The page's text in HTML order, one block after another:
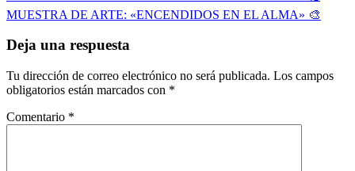
de
entradas
MUESTRA DE ARTE: «ENCENDIDOS EN EL ALMA» 🎨
Deja una respuesta
Tu dirección de correo electrónico no será publicada. Los campos
obligatorios están marcados con *
Comentario *